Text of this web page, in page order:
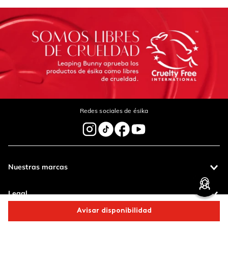
Avisar disponibilidad
Redes sociales de ésika
Nuestras marcas
Legal
Contáctanos